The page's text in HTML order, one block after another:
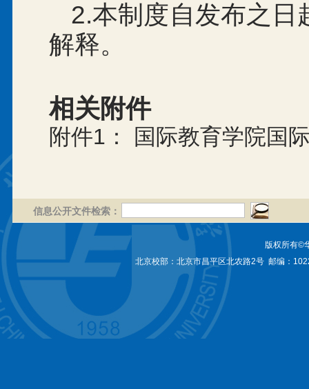
2.本制度自发布之日
解释。
相关附件
附件1： 国际教育学院国
信息公开文件检索：
版权所有©
北京校部：北京市昌平区北农路2号 邮编：